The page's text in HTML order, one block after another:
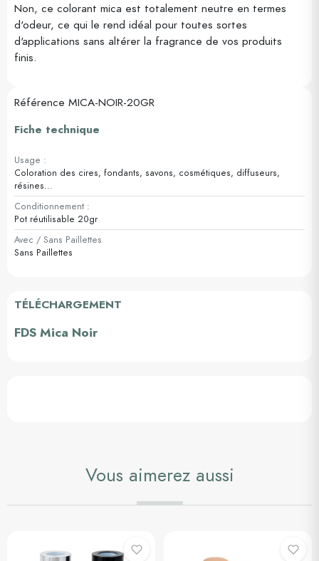
Non, ce colorant mica est totalement neutre en termes
d'odeur, ce qui le rend idéal pour toutes sortes
d'applications sans altérer la fragrance de vos produits
finis.
Référence MICA-NOIR-20GR
Fiche technique
Usage :
Coloration des cires, fondants, savons, cosmétiques, diffuseurs,
résines...
Conditionnement :
Pot réutilisable 20gr
Avec / Sans Paillettes
Sans Paillettes
TÉLÉCHARGEMENT
FDS Mica Noir
Vous aimerez aussi